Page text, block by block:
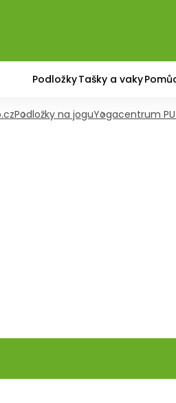
PodložkyTašky a vaky
Podložky na joguYogacentrum